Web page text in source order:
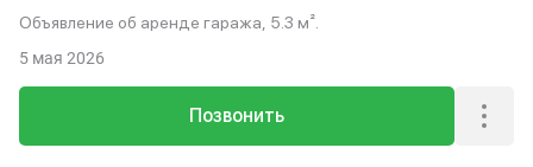
Объявление об аренде гаража, 5.3 м².
Позвонить
5 мая 2026